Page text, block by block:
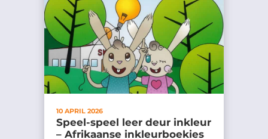
10 APRIL 2026
Speel-speel leer deur inkleur
– Afrikaanse inkleurboekies